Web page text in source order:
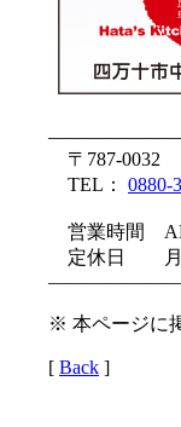
〒787-0032
TEL： 0880-
営業時間
定休日 月
※ 本ページに
[ Back ]